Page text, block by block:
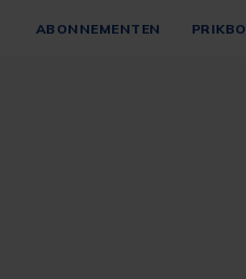
ABONNEMENTEN